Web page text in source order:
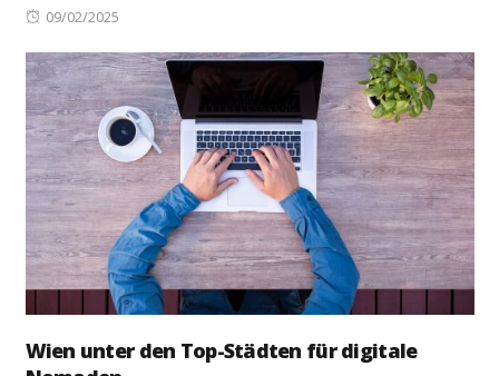
Posted
09/02/2025
Wien unter den Top-Städten für digitale